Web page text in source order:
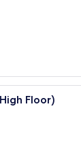
Ett
Floor)